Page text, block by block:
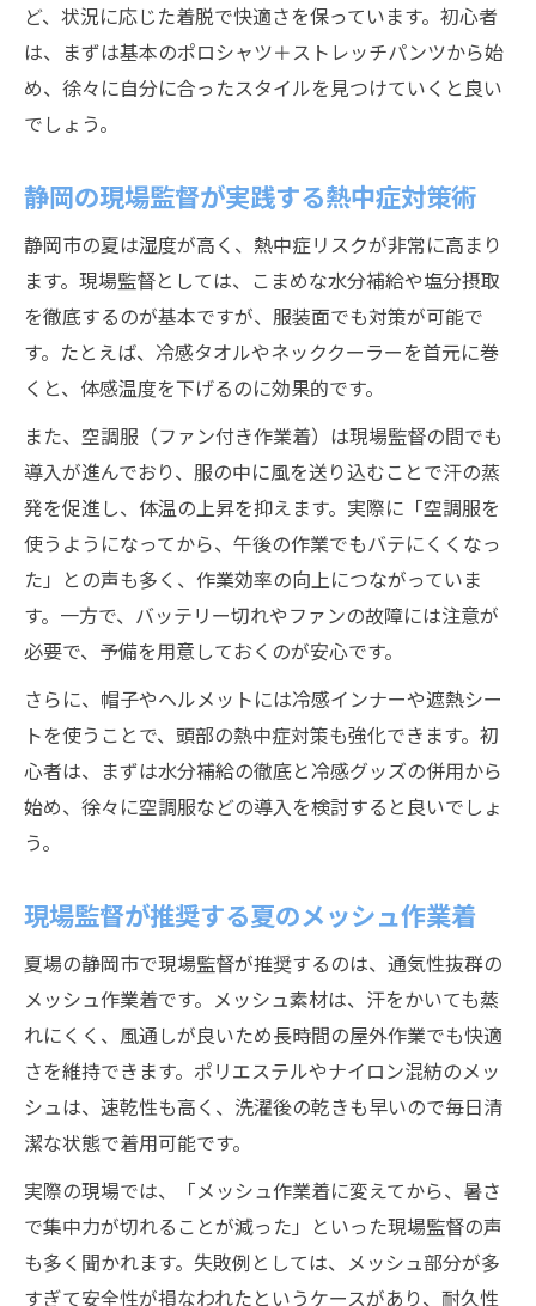
現場監督が意識する熱中症対策と安全装備
現場監督のための安全第一な服装実践法
現場監督が守るべき安全基準と服装の関係
ど、状況に応じた着脱で快適さを保っています。初心者
は、まずは基本のポロシャツ＋ストレッチパンツから始
め、徐々に自分に合ったスタイルを見つけていくと良い
でしょう。
静岡の現場監督が実践する熱中症対策術
静岡市の夏は湿度が高く、熱中症リスクが非常に高まり
ます。現場監督としては、こまめな水分補給や塩分摂取
を徹底するのが基本ですが、服装面でも対策が可能で
す。たとえば、冷感タオルやネッククーラーを首元に巻
くと、体感温度を下げるのに効果的です。
また、空調服（ファン付き作業着）は現場監督の間でも
導入が進んでおり、服の中に風を送り込むことで汗の蒸
発を促進し、体温の上昇を抑えます。実際に「空調服を
使うようになってから、午後の作業でもバテにくくなっ
た」との声も多く、作業効率の向上につながっていま
す。一方で、バッテリー切れやファンの故障には注意が
必要で、予備を用意しておくのが安心です。
さらに、帽子やヘルメットには冷感インナーや遮熱シー
トを使うことで、頭部の熱中症対策も強化できます。初
心者は、まずは水分補給の徹底と冷感グッズの併用から
始め、徐々に空調服などの導入を検討すると良いでしょ
う。
現場監督が推奨する夏のメッシュ作業着
夏場の静岡市で現場監督が推奨するのは、通気性抜群の
メッシュ作業着です。メッシュ素材は、汗をかいても蒸
れにくく、風通しが良いため長時間の屋外作業でも快適
さを維持できます。ポリエステルやナイロン混紡のメッ
シュは、速乾性も高く、洗濯後の乾きも早いので毎日清
潔な状態で着用可能です。
実際の現場では、「メッシュ作業着に変えてから、暑さ
で集中力が切れることが減った」といった現場監督の声
も多く聞かれます。失敗例としては、メッシュ部分が多
すぎて安全性が損なわれたというケースがあり、耐久性